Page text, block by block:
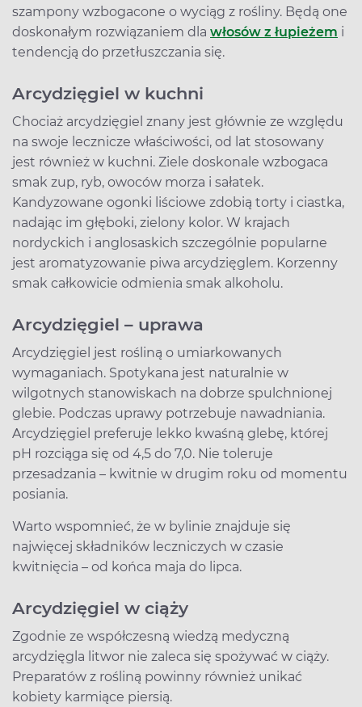
szampony wzbogacone o wyciąg z rośliny. Będą one
doskonałym rozwiązaniem dla włosów z łupieżem i
tendencją do przetłuszczania się.
Arcydzięgiel w kuchni
Chociaż arcydzięgiel znany jest głównie ze względu
na swoje lecznicze właściwości, od lat stosowany
jest również w kuchni. Ziele doskonale wzbogaca
smak zup, ryb, owoców morza i sałatek.
Kandyzowane ogonki liściowe zdobią torty i ciastka,
nadając im głęboki, zielony kolor. W krajach
nordyckich i anglosaskich szczególnie popularne
jest aromatyzowanie piwa arcydzięglem. Korzenny
smak całkowicie odmienia smak alkoholu.
Arcydzięgiel – uprawa
Arcydzięgiel jest rośliną o umiarkowanych
wymaganiach. Spotykana jest naturalnie w
wilgotnych stanowiskach na dobrze spulchnionej
glebie. Podczas uprawy potrzebuje nawadniania.
Arcydzięgiel preferuje lekko kwaśną glebę, której
pH rozciąga się od 4,5 do 7,0. Nie toleruje
przesadzania – kwitnie w drugim roku od momentu
posiania.
Warto wspomnieć, że w bylinie znajduje się
najwięcej składników leczniczych w czasie
kwitnięcia – od końca maja do lipca.
Arcydzięgiel w ciąży
Zgodnie ze współczesną wiedzą medyczną
arcydzięgla litwor nie zaleca się spożywać w ciąży.
Preparatów z rośliną powinny również unikać
kobiety karmiące piersią.